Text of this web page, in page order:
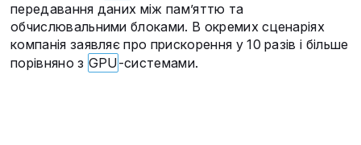
передавання даних між пам’яттю та
обчислювальними блоками. В окремих сценаріях
компанія заявляє про прискорення у 10 разів і більше
порівняно з GPU-системами.